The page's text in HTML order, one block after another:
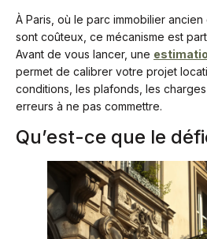
À Paris, où le parc immobilier
sont coûteux, ce mécanisme est
Avant de vous lancer, une
permet de calibrer votre projet
conditions, les plafonds, les
erreurs à ne pas commettre.
Qu’est-ce que le